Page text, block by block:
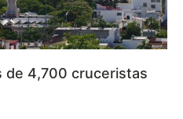
de 4,700 cruceristas